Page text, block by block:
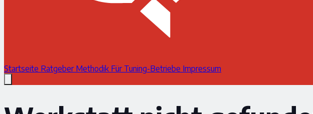
Startseite Ratgeber Methodik Für Tuning-Betriebe Impressum